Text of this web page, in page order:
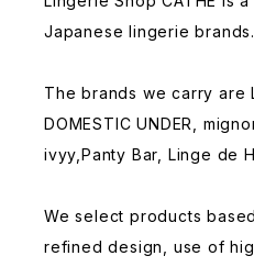
Japanese lingerie brands.
The brands we carry are
DOMESTIC UNDER,
ivyy,Panty Bar, Linge de
We select products
refined design, use of